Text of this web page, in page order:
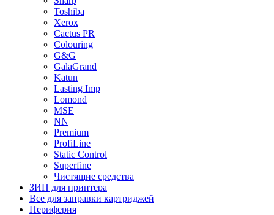
Toshiba
Xerox
Cactus PR
Colouring
G&G
GalaGrand
Katun
Lasting Imp
Lomond
MSE
NN
Premium
ProfiLine
Static Control
Superfine
Чистящие средства
ЗИП для принтера
Все для заправки картриджей
Периферия